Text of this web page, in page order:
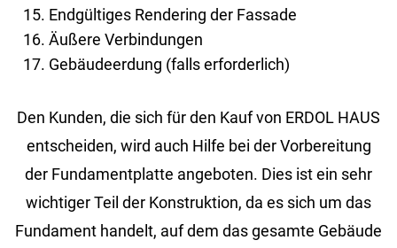
Endgültiges Rendering der Fassade
Äußere Verbindungen
Gebäudeerdung (falls erforderlich)
Den Kunden, die sich für den Kauf von ERDOL HAUS
entscheiden, wird auch Hilfe bei der Vorbereitung
der Fundamentplatte angeboten. Dies ist ein sehr
wichtiger Teil der Konstruktion, da es sich um das
Fundament handelt, auf dem das gesamte Gebäude